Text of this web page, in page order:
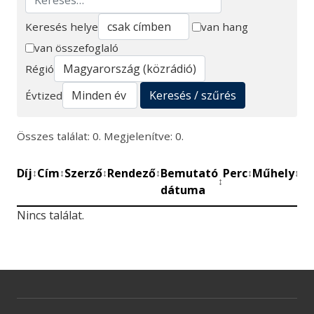
Keresés
Keresés helye
van hang
van összefoglaló
Régió
Évtized
Keresés / szűrés
Összes találat: 0. Megjelenítve: 0.
Díj↕Cím↕Szerző↕Rendező↕Bemutató
dátuma
↕
Perc↕Műhely↕
Nincs találat.